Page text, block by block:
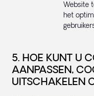
Website
het
5. HOE KUNT U
AANPASSEN,
UITSCHAKELEN